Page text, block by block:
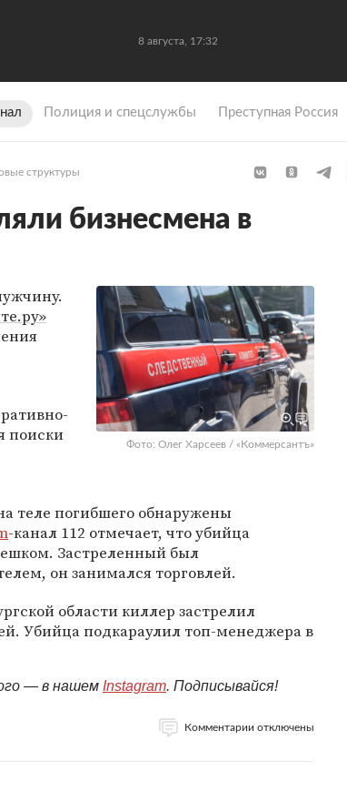
8 августа, 17:32
Полиция и спецслужбы Преступная Россия
структуры
бизнесмена в
Фото: Олег Харсеев / «Коммерсантъ»
поиски
теле погибшего обнаружены
-канал 112 отмечает, что убийца
Застреленный был
он занимался торговлей.
области киллер застрелил
Убийца подкараулил топ-менеджера в
— в нашем Instagram. Подписывайся!
Комментарии отключены